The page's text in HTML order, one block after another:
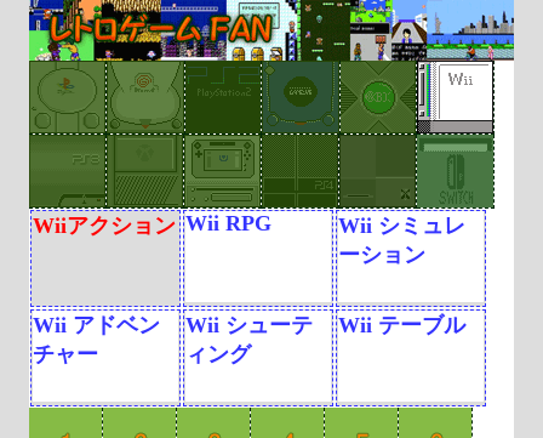
Wiiアクション Wii RPG
Wii シミュレ
ーション
Wii アドベン
チャー
Wii シューテ
ィング
Wii テーブル